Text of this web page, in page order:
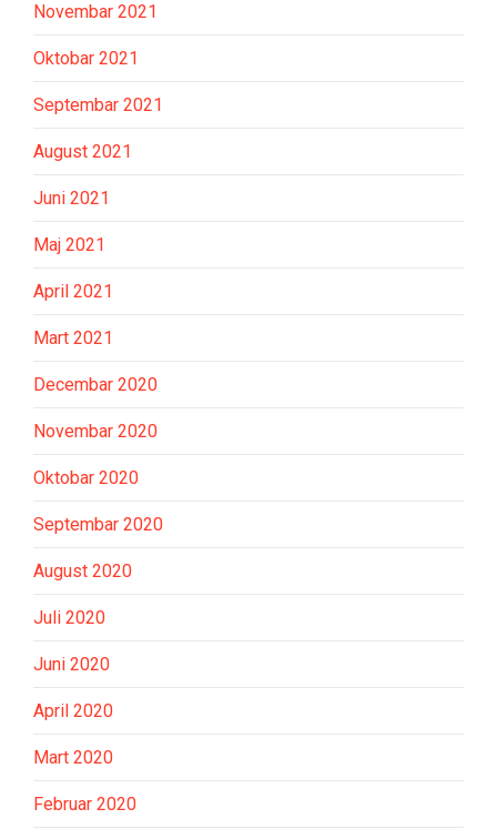
Novembar 2021
Oktobar 2021
Septembar 2021
August 2021
Juni 2021
Maj 2021
April 2021
Mart 2021
Decembar 2020
Novembar 2020
Oktobar 2020
Septembar 2020
August 2020
Juli 2020
Juni 2020
April 2020
Mart 2020
Februar 2020